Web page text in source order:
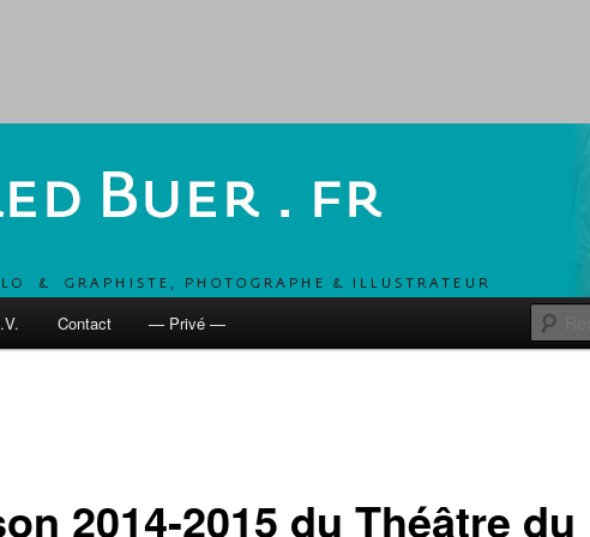
fr
UN COMBO POUR DÉVELOPPER LES MOBILITÉS ACTIVES
Contact — Privé —
2014-2015 du Théâtre du